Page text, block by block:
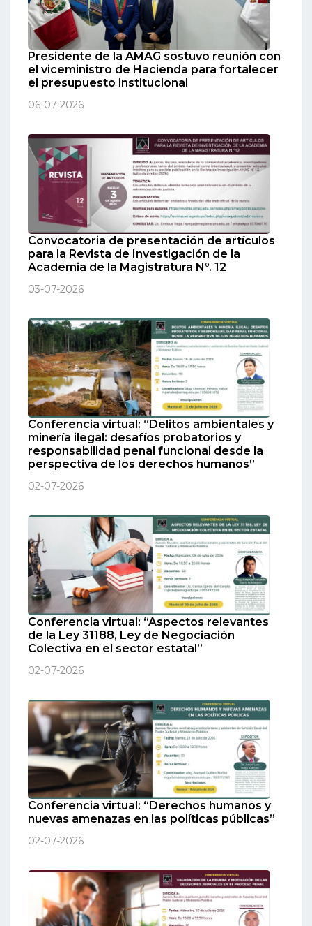
Presidente de la AMAG sostuvo reunión con
el viceministro de Hacienda para fortalecer
el presupuesto institucional
06-07-2026
Convocatoria de presentación de artículos
para la Revista de Investigación de la
Academia de la Magistratura N°. 12
03-07-2026
Conferencia virtual: “Delitos ambientales y
minería ilegal: desafíos probatorios y
responsabilidad penal funcional desde la
perspectiva de los derechos humanos”
02-07-2026
Conferencia virtual: “Aspectos relevantes
de la Ley 31188, Ley de Negociación
Colectiva en el sector estatal”
02-07-2026
Conferencia virtual: “Derechos humanos y
nuevas amenazas en las políticas públicas”
02-07-2026